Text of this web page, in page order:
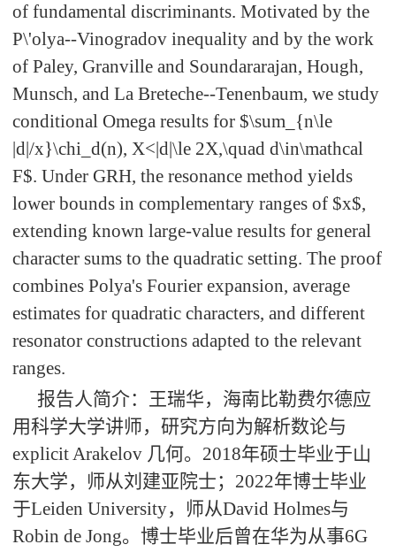
of fundamental discriminants. Motivated by the
P\'olya--Vinogradov inequality and by the work
of Paley, Granville and Soundararajan, Hough,
Munsch, and La Breteche--Tenenbaum, we study
conditional Omega results for $\sum_{n\le
|d|/x}\chi_d(n), X<|d|\le 2X,\quad d\in\mathcal
F$. Under GRH, the resonance method yields
lower bounds in complementary ranges of $x$,
extending known large-value results for general
character sums to the quadratic setting. The proof
combines Polya's Fourier expansion, average
estimates for quadratic characters, and different
resonator constructions adapted to the relevant
ranges.
报告人简介：王瑞华，海南比勒费尔德应
用科学大学讲师，研究方向为解析数论与
explicit Arakelov 几何。2018年硕士毕业于山
东大学，师从刘建亚院士；2022年博士毕业
于Leiden University，师从David Holmes与
Robin de Jong。博士毕业后曾在华为从事6G